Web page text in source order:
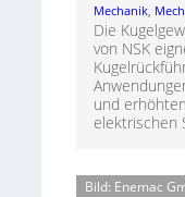
Mechanik,
Die
von NSK
und
elektrischen
Bild: Enemac